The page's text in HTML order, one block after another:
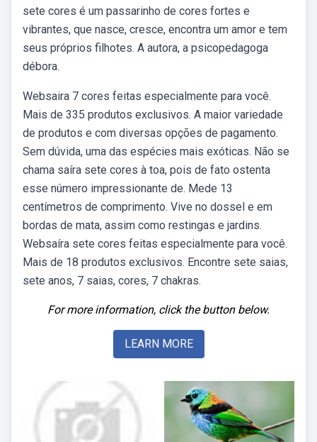
sete cores é um passarinho de cores fortes e
vibrantes, que nasce, cresce, encontra um amor e tem
seus próprios filhotes. A autora, a psicopedagoga
débora.
Websaira 7 cores feitas especialmente para você.
Mais de 335 produtos exclusivos. A maior variedade
de produtos e com diversas opções de pagamento.
Sem dúvida, uma das espécies mais exóticas. Não se
chama saíra sete cores à toa, pois de fato ostenta
esse número impressionante de. Mede 13
centímetros de comprimento. Vive no dossel e em
bordas de mata, assim como restingas e jardins.
Websaíra sete cores feitas especialmente para você.
Mais de 18 produtos exclusivos. Encontre sete saias,
sete anos, 7 saias, cores, 7 chakras.
For more information, click the button below.
LEARN MORE